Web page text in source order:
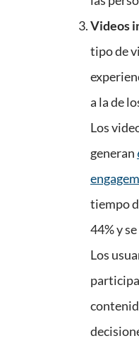
Videos
tipo de
a la de
Los
generan
tiempo
44% y
Los